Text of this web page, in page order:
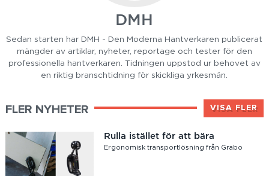
DMH
Sedan starten har DMH - Den Moderna Hantverkaren publicerat
mängder av artiklar, nyheter, reportage och tester för den
professionella hantverkaren. Tidningen uppstod ur behovet av
en riktig branschtidning för skickliga yrkesmän.
FLER NYHETER VISA FLER
Rulla istället för att bära
Ergonomisk transportlösning från Grabo